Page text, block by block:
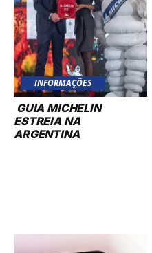
INFORMAÇÕES
GUIA MICHELIN
ESTREIA NA
ARGENTINA